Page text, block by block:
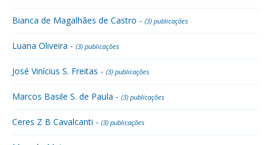
Bianca de Magalhães de Castro - (3) publicações
Luana Oliveira - (3) publicações
José Vinícius S. Freitas - (3) publicações
Marcos Basile S. de Paula - (3) publicações
Ceres Z B Cavalcanti - (3) publicações